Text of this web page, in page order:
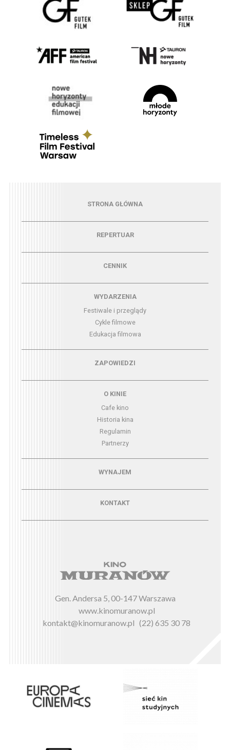
Menu - strona główna
STRONA GŁÓWNA
Menu - repertuarREPERTUAR
CENNIK
Menu - wydarzeniaWYDARZENIA
Festiwale i przeglądy
Cykle filmowe
Edukacja filmowa
Menu - zapowiedziZAPOWIEDZI
O KINIE
Cafe kino
Historia kina
Regulamin
Partnerzy
Menu - wynajemWYNAJEM
KONTAKT
Gen. Andersa 5, 00-147 Warszawa
www.kinomuranow.pl
kontakt@kinomuranow.pl (22) 635 30 78